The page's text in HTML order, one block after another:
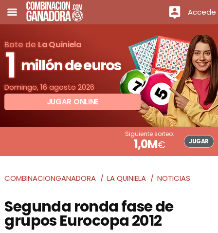
Accede
Bote de La Quiniela
1 millón de euros
Domingo, 16 agosto 2026
JUGAR ONLINE
Siguiente sorteo:
1,0M€ JUGAR
COMBINACIONGANADORA LA QUINIELA NOTICIAS
Segunda ronda fase de
grupos Eurocopa 2012